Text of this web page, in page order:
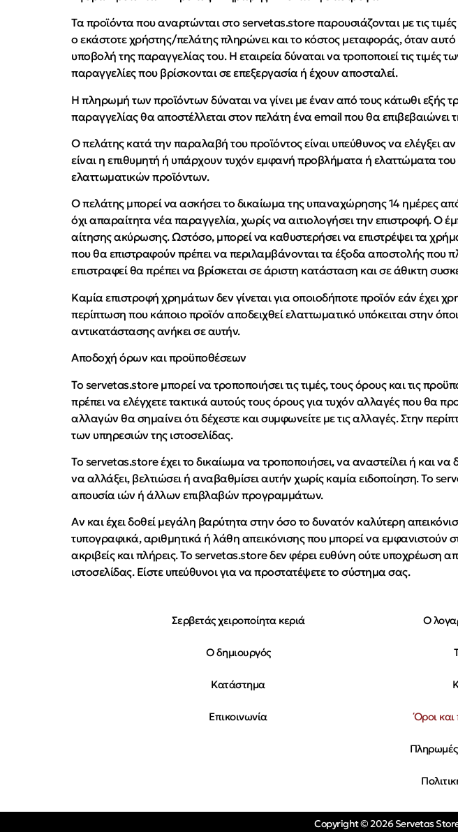
Τα προϊόντα που αναρτώνται στο servetas.store παρουσιάζονται με τις
ο εκάστοτε χρήστης/πελάτης πληρώνει και το κόστος μεταφοράς, όταν αυτό
υποβολή της παραγγελίας του. Η εταιρεία δύναται να τροποποιεί τις
παραγγελίες που βρίσκονται σε επεξεργασία ή έχουν αποσταλεί.
Η πληρωμή των προϊόντων δύναται να γίνει με έναν από τους κάτωθι
παραγγελίας θα αποστέλλεται στον πελάτη ένα email που θα επιβεβαιώνει
Ο πελάτης κατά την παραλαβή του προϊόντος είναι υπεύθυνος να ελέγξει
είναι η επιθυμητή ή υπάρχουν τυχόν εμφανή προβλήματα ή ελαττώματα
ελαττωματικών προϊόντων.
Ο πελάτης μπορεί να ασκήσει το δικαίωμα της υπαναχώρησης 14 ημέρες
όχι απαραίτητα νέα παραγγελία, χωρίς να αιτιολογήσει την επιστροφή. Ο
αίτησης ακύρωσης. Ωστόσο, μπορεί να καθυστερήσει να επιστρέψει τα
που θα επιστραφούν πρέπει να περιλαμβάνονται τα έξοδα αποστολής
επιστραφεί θα πρέπει να βρίσκεται σε άριστη κατάσταση και σε άθικτη
Καμία επιστροφή χρημάτων δεν γίνεται για οποιοδήποτε προϊόν εάν έχει
περίπτωση που κάποιο προϊόν αποδειχθεί ελαττωματικό υπόκειται στην
αντικατάστασης ανήκει σε αυτήν.
Αποδοχή όρων και προϋποθέσεων
Το servetas.store μπορεί να τροποποιήσει τις τιμές, τους όρους και τις
πρέπει να ελέγχετε τακτικά αυτούς τους όρους για τυχόν αλλαγές που θα
αλλαγών θα σημαίνει ότι δέχεστε και συμφωνείτε με τις αλλαγές. Στην
των υπηρεσιών της ιστοσελίδας.
Το servetas.store έχει το δικαίωμα να τροποποιήσει, να αναστείλει ή και
να αλλάξει, βελτιώσει ή αναβαθμίσει αυτήν χωρίς καμία ειδοποίηση. Το
απουσία ιών ή άλλων επιβλαβών προγραμμάτων.
Αν και έχει δοθεί μεγάλη βαρύτητα στην όσο το δυνατόν καλύτερη
τυπογραφικά, αριθμητικά ή λάθη απεικόνισης που μπορεί να εμφανιστούν
ακριβείς και πλήρεις. Το servetas.store δεν φέρει ευθύνη ούτε υποχρέωση
ιστοσελίδας. Είστε υπεύθυνοι για να προστατέψετε το σύστημα σας.
Σερβετάς χειροποίητα κεριά
Ο δημιουργός
Κατάστημα
Επικοινωνία
Ο
Όροι
Copyright © 2026 Servetas